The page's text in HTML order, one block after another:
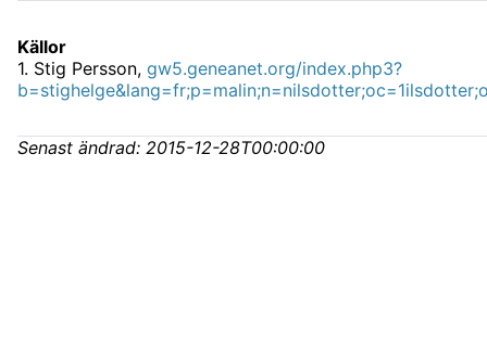
Källor
1. Stig Persson, gw5.geneanet.org/index.php3?
Senast ändrad: 2015-12-28T00:00:00